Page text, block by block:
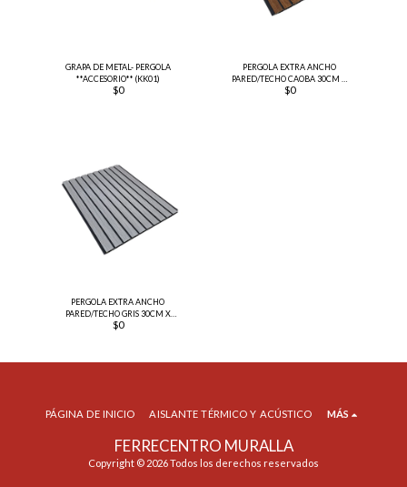
GRAPA DE METAL- PERGOLA
**ACCESORIO** (KK01)
$0
PERGOLA EXTRA ANCHO
PARED/TECHO CAOBA 30CM X
2.9M (PER-3004)
$0
PERGOLA EXTRA ANCHO
PARED/TECHO GRIS 30CM X
2.9M (PER-3001)
$0
FERRECENTRO MURALLA
Copyright © 2026 Todos los derechos reservados
PÁGINA DE INICIO AISLANTE TÉRMICO Y ACÚSTICO MÁS